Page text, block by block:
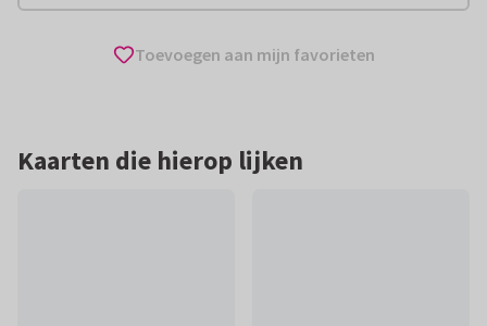
Toevoegen aan mijn favorieten
Kaarten die hierop lijken